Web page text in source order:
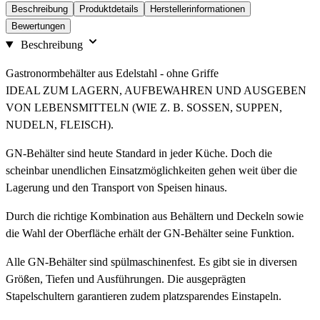
Beschreibung Produktdetails
Herstellerinformationen
Bewertungen
Beschreibung
Gastronormbehälter aus Edelstahl - ohne Griffe
IDEAL ZUM LAGERN, AUFBEWAHREN UND AUSGEBEN
VON LEBENSMITTELN (WIE Z. B. SOSSEN, SUPPEN,
NUDELN, FLEISCH).
GN-Behälter sind heute Standard in jeder Küche. Doch die
scheinbar unendlichen Einsatzmöglichkeiten gehen weit über die
Lagerung und den Transport von Speisen hinaus.
Durch die richtige Kombination aus Behältern und Deckeln sowie
die Wahl der Oberfläche erhält der GN-Behälter seine Funktion.
Alle GN-Behälter sind spülmaschinenfest. Es gibt sie in diversen
Größen, Tiefen und Ausführungen. Die ausgeprägten
Stapelschultern garantieren zudem platzsparendes Einstapeln.